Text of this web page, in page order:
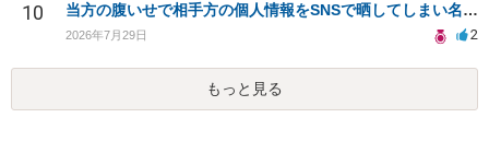
10 当方の腹いせで相手方の個人情報をSNSで晒してしまい名誉毀損させてしまったかもしれない
2026年7月29日 2
もっと見る